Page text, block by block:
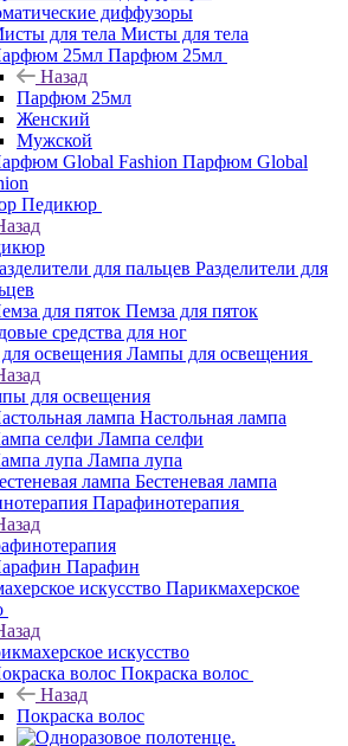
диффузоры
Мисты для тела
Парфюм 25мл
Назад
Парфюм 25мл
Женский
Мужской
Парфюм Global
Педикюр
Разделители для
Пемза для пяток
средства для ног
Лампы для освещения
для освещения
Настольная лампа
Лампа селфи
Лампа лупа
Бестеневая лампа
Парафинотерапия
Парафин
Парикмахерское
искусство
Покраска волос
Назад
Покраска волос